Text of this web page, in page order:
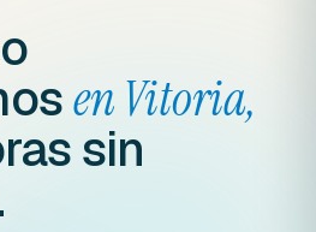
en Vitoria,
sin